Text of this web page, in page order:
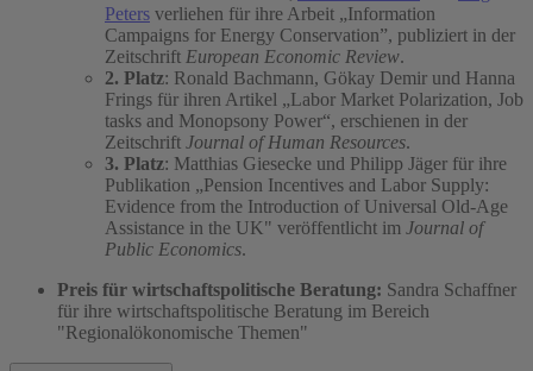
Peters verliehen für ihre Arbeit „Information
Campaigns for Energy Conservation”, publiziert in der
Zeitschrift European Economic Review.
2. Platz: Ronald Bachmann, Gökay Demir und Hanna
Frings für ihren Artikel „Labor Market Polarization, Job
tasks and Monopsony Power“, erschienen in der
Zeitschrift Journal of Human Resources.
3. Platz: Matthias Giesecke und Philipp Jäger für ihre
Publikation „Pension Incentives and Labor Supply:
Evidence from the Introduction of Universal Old-Age
Assistance in the UK" veröffentlicht im Journal of
Public Economics.
Preis für wirtschaftspolitische Beratung: Sandra Schaffner
für ihre wirtschaftspolitische Beratung im Bereich
"Regionalökonomische Themen"